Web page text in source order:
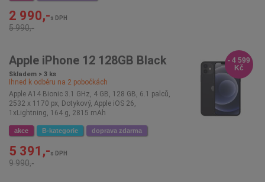
2 990,-s DPH
5 990,-
Apple iPhone 12 128GB Black
Skladem > 3 ks
Ihned k odběru na 2 pobočkách
Apple A14 Bionic 3.1 GHz, 4 GB, 128 GB, 6.1 palců,
2532 x 1170 px, Dotykový, Apple iOS 26,
1xLightning, 164 g, 2815 mAh
akce B-kategorie doprava zdarma
- 4 599
Kč
5 391,-s DPH
9 990,-